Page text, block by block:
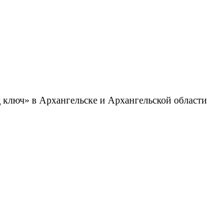
в Архангельске и Архангельской области